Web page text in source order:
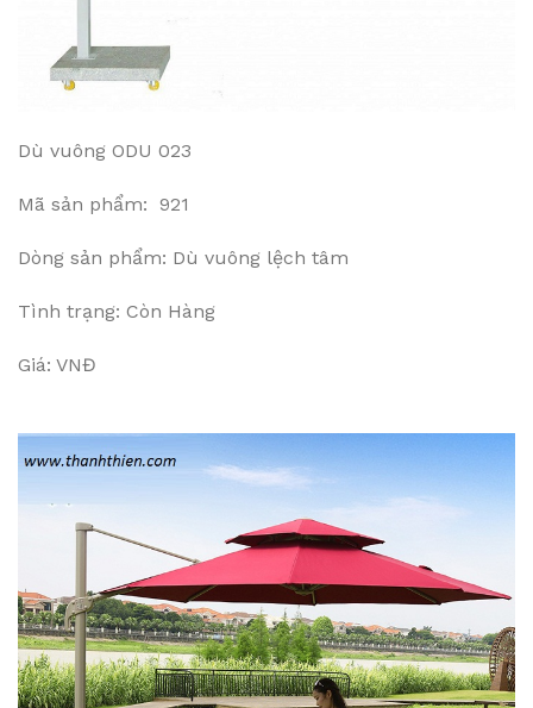
Dù vuông ODU 023
Mã sản phẩm: 921
Dòng sản phẩm: Dù vuông lệch tâm
Tình trạng: Còn Hàng
Giá: VNĐ